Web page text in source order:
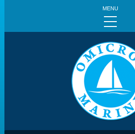
MENU